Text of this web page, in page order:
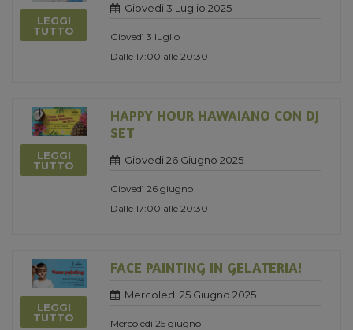
LEGGI
TUTTO
Giovedi 3 Luglio 2025
Giovedì 3 luglio
Dalle 17:00 alle 20:30
LEGGI
TUTTO
HAPPY HOUR HAWAIANO CON DJ
SET
Giovedi 26 Giugno 2025
Giovedì 26 giugno
Dalle 17:00 alle 20:30
LEGGI
TUTTO
FACE PAINTING IN GELATERIA!
Mercoledi 25 Giugno 2025
Mercoledì 25 giugno